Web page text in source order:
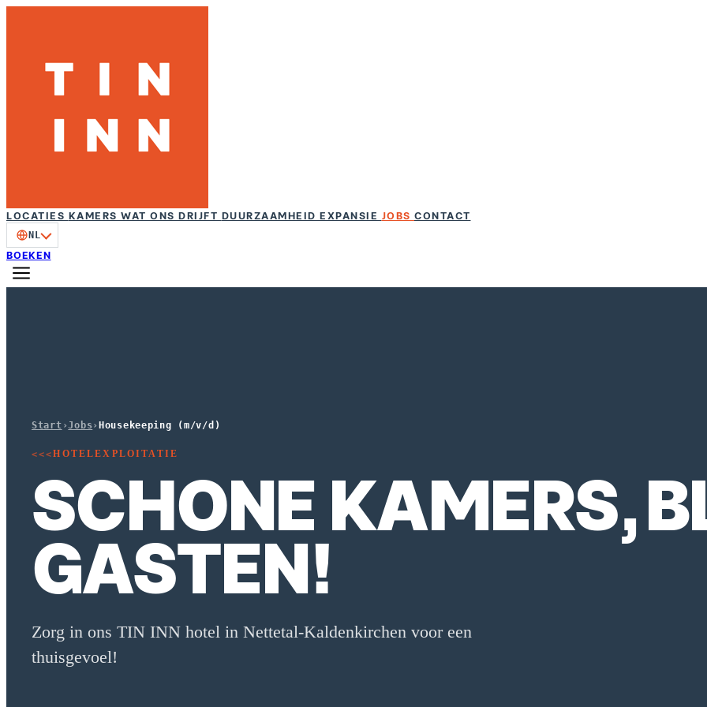
LOCATIES KAMERS WAT ONS DRIJFT DUURZAAMHEID EXPANSIE JOBS CONTACT
NL
BOEKEN
Start ›Jobs › Housekeeping (m/v/d)
<<<HOTELEXPLOITATIE
SCHONE KAMERS,
GASTEN!
Zorg in ons TIN INN hotel in Nettetal-Kaldenkirchen voor een
thuisgevoel!